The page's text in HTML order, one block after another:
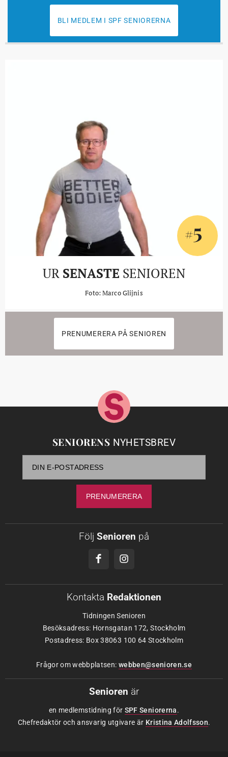
BLI MEDLEM I SPF SENIORERNA
#5
UR SENASTE SENIOREN
Foto: Marco Glijnis
PRENUMERERA PÅ SENIOREN
SENIORENS NYHETSBREV
Följ Senioren på
Kontakta Redaktionen
Tidningen Senioren
Besöksadress: Hornsgatan 172, Stockholm
Postadress: Box 38063 100 64 Stockholm
Frågor om webbplatsen: webben@senioren.se
Senioren är
en medlemstidning för SPF Seniorerna.
Chefredaktör och ansvarig utgivare är Kristina Adolfsson.